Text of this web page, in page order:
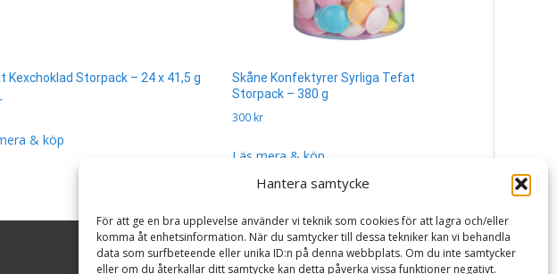
Hantera samtycke
För att ge en bra upplevelse använder vi teknik som cookies för att lagra och/eller
komma åt enhetsinformation. När du samtycker till dessa tekniker kan vi behandla
data som surfbeteende eller unika ID:n på denna webbplats. Om du inte samtycker
eller om du återkallar ditt samtycke kan detta påverka vissa funktioner negativt.
Kexchoklad Storpack – 24 x 41,5 g
& köp
Skåne Konfektyrer Syrliga Tefat
Storpack – 380 g
300 kr
Läs mera & köp